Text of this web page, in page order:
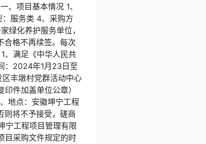
项目基本情况 1、
服务类 4、采购方
绿化养护服务单位，
合格不再续签。每次
、满足《中华人民共
：2024年1月23日至
丰墩村党群活动中心
件加盖单位公章）
地点：安徽坤宁工程
则将不予接受，磋商
宁工程项目管理有限
目采购文件规定的时